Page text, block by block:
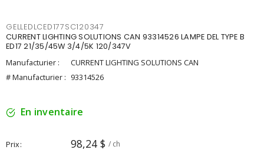
GELLEDLCED177SC120347
CURRENT LIGHTING SOLUTIONS CAN 93314526 LAMPE DEL TYPE B
ED17 21/35/45W 3/4/5K 120/347V
Manufacturier :
CURRENT LIGHTING SOLUTIONS CAN
# Manufacturier : 93314526
En inventaire
Prix 98,24 $ / ch